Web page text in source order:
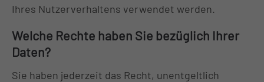
Ihres Nutzerverhaltens verwendet werden.
Welche Rechte haben Sie bezüglich Ihrer
Daten?
Sie haben jederzeit das Recht, unentgeltlich